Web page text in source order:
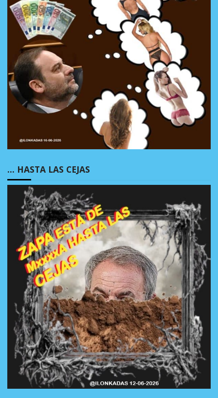
… HASTA LAS CEJAS